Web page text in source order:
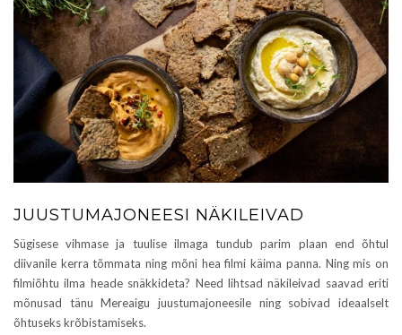
JUUSTUMAJONEESI NÄKILEIVAD
Sügisese vihmase ja tuulise ilmaga tundub parim plaan end õhtul
diivanile kerra tõmmata ning mõni hea filmi käima panna. Ning mis on
filmiõhtu ilma heade snäkkideta? Need lihtsad näkileivad saavad eriti
mõnusad tänu Mereaigu juustumajoneesile ning sobivad ideaalselt
õhtuseks krõbistamiseks.